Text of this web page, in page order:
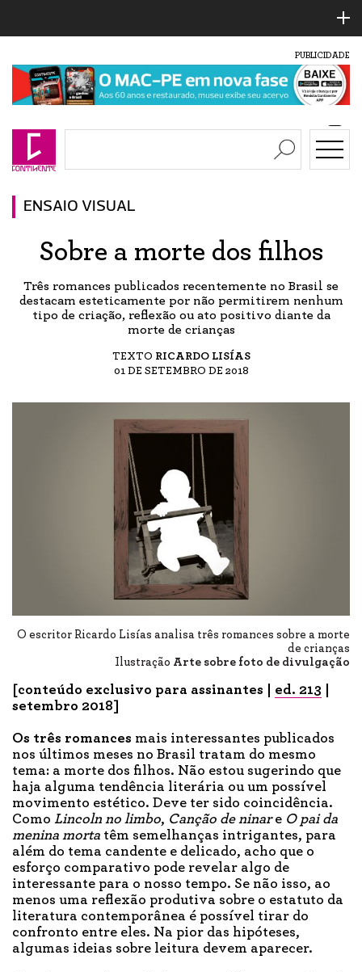
PUBLICIDADE
ENSAIO VISUAL
Sobre a morte dos filhos
Três romances publicados recentemente no Brasil se
destacam esteticamente por não permitirem nenhum
tipo de criação, reflexão ou ato positivo diante da
morte de crianças
TEXTO RICARDO LISÍAS
01 DE SETEMBRO DE 2018
O escritor Ricardo Lisías analisa três romances sobre a morte
de crianças
Ilustração Arte sobre foto de divulgação
[conteúdo exclusivo para assinantes | ed. 213
setembro 2018]
Os três romances mais interessantes publicados
nos últimos meses no Brasil tratam do mesmo
tema: a morte dos filhos. Não estou sugerindo que
haja alguma tendência literária ou um possível
movimento estético. Deve ter sido coincidência.
Como Lincoln no limbo, Canção de ninare O pai da
menina morta têm semelhanças intrigantes, para
além do tema candente e delicado, acho que o
esforço comparativo pode revelar algo de
interessante para o nosso tempo. Se não isso, ao
menos uma reflexão produtiva sobre o estatuto da
literatura contemporânea é possível tirar do
confronto entre eles. Na pior das hipóteses,
algumas ideias sobre leitura devem aparecer.